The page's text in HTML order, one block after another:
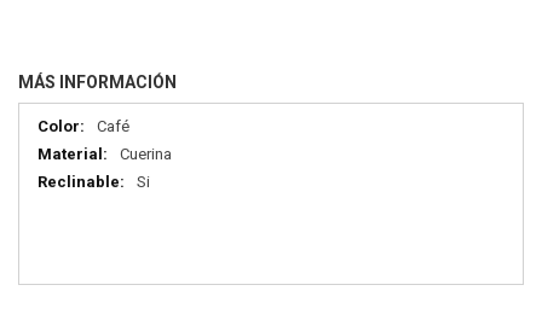
MÁS INFORMACIÓN
Más
información
Café
Cuerina
Si